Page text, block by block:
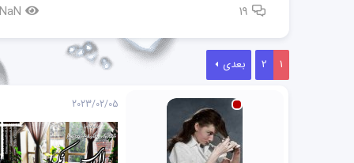
19
1
2 بعدی
2023/02/05